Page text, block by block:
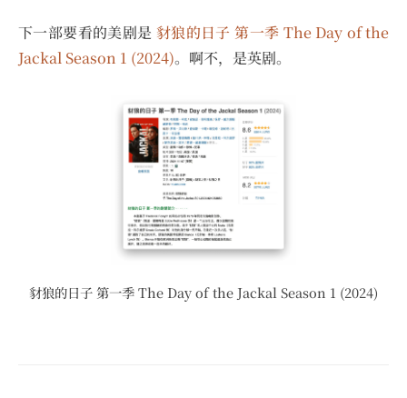
下一部要看的美剧是 豺狼的日子 第一季 The Day of the
Jackal Season 1 (2024)。啊不，是英剧。
豺狼的日子 第一季 The Day of the Jackal Season 1 (2024)